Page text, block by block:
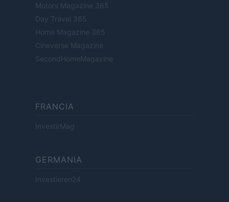
Motors Magazine 365
Day Travel 365
Home Magazine 365
Cineverse Magazine
SecondHomeMagazine
FRANCIA
InvestirMag
GERMANIA
Investieren24